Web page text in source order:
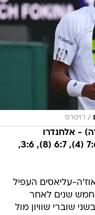
/ רויטרס
עליאסים (3, קנדה) - אלחנדרו
דוידוביץ' פוקינה (22, ספרד) 7:6 (4), 6:7 (8), 3:6,
עליאסים העפיל
חמש שנים לאחר
שוברי שוויון מול